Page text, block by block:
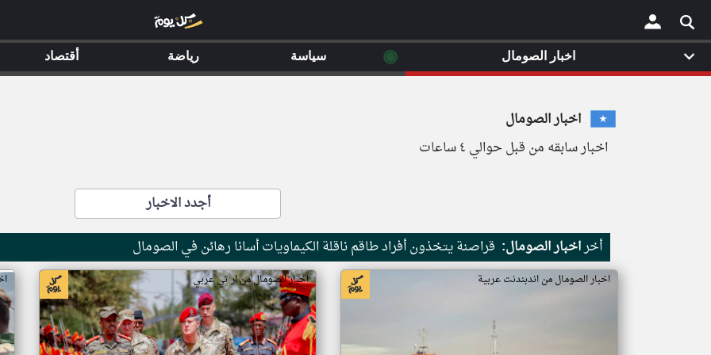
×
اخبار الصومال
اخبار سابقه من قبل حوالي ٤ ساعات
أجدد الاخبار
أخراخبار الصومال: قراصنة يتخذون أفراد طاقم ناقلة الكيماويات أسانا رهائن في الصومال
اخبار الصومال من اندبندنت عربية اخبار الصومال من ار تي عربي
اخبار الصومال ◉ سياسة رياضة أقتصاد